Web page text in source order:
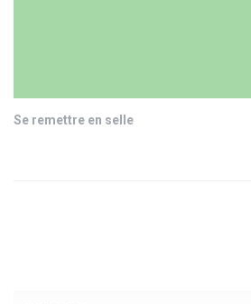
Se remettre en selle